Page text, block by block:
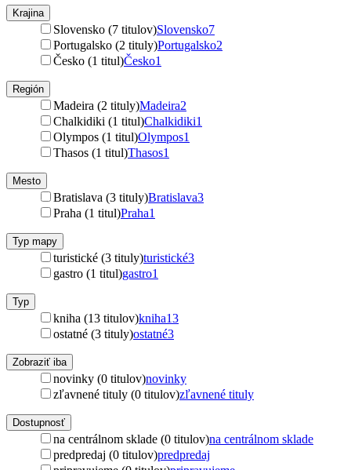
Krajina
Slovensko (7 titulov)Slovensko7
Portugalsko (2 tituly)Portugalsko2
Česko (1 titul)Česko1
Región
Madeira (2 tituly)Madeira2
Chalkidiki (1 titul)Chalkidiki1
Olympos (1 titul)Olympos1
Thasos (1 titul)Thasos1
Mesto
Bratislava (3 tituly)Bratislava3
Praha (1 titul)Praha1
Typ mapy
turistické (3 tituly)turistické3
gastro (1 titul)gastro1
Typ
kniha (13 titulov)kniha13
ostatné (3 tituly)ostatné3
Zobraziť iba
novinky (0 titulov)novinky
zľavnené tituly (0 titulov)zľavnené tituly
Dostupnosť
na centrálnom sklade (0 titulov)na centrálnom sklade
predpredaj (0 titulov)predpredaj